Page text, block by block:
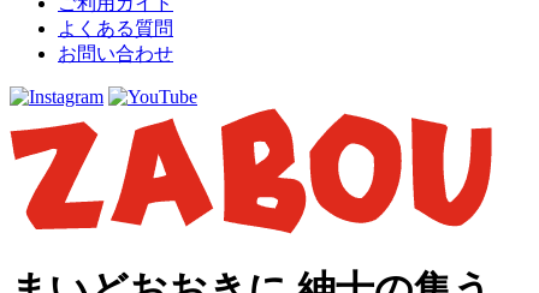
よくある質問
お問い合わせ